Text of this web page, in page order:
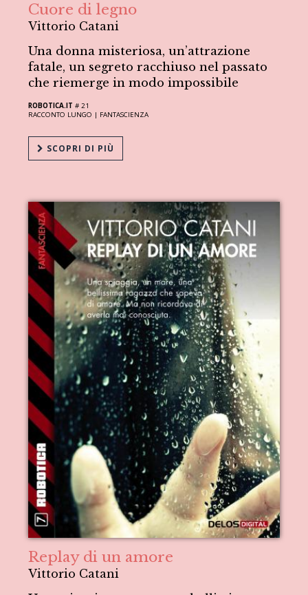
Cuore di legno
Vittorio Catani
Una donna misteriosa, un’attrazione
fatale, un segreto racchiuso nel passato
che riemerge in modo impossibile
ROBOTICA.IT # 21
RACCONTO LUNGO | FANTASCIENZA
SCOPRI DI PIÙ
Replay di un amore
Vittorio Catani